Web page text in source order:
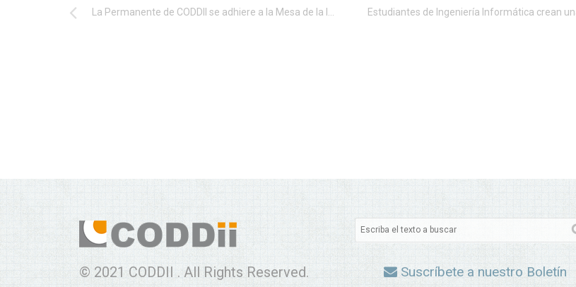
© 2021 CODDII . All Rights Reserved. Suscríbete a nuestro Boletín